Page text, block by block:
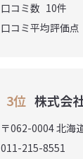
口コミ数 10件
口コミ平均評価点
3位 株式会
〒062-0004 北海
011-215-8551